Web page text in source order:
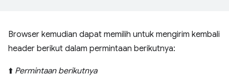
Browser kemudian dapat memilih untuk mengirim kembali
header berikut dalam permintaan berikutnya:
⬆️ Permintaan berikutnya